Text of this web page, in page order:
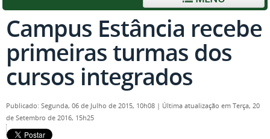
Campus Estância recebe
primeiras turmas dos
cursos integrados
Publicado: Segunda, 06 de Julho de 2015, 10h08 | Última atualização em Terça, 20
de Setembro de 2016, 15h25